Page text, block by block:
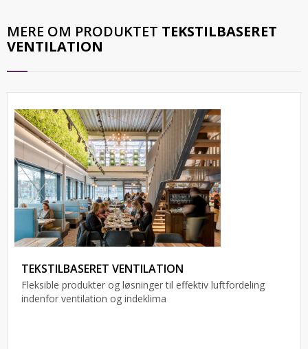
MERE OM PRODUKTET TEKSTILBASERET
VENTILATION
TEKSTILBASERET VENTILATION
Fleksible produkter og løsninger til effektiv luftfordeling
indenfor ventilation og indeklima